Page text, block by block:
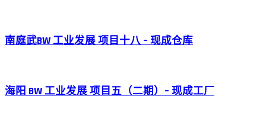
南庭武BW 工业发展 项目十八 – 现成仓库
海阳 BW 工业发展 项目五（二期）– 现成工厂